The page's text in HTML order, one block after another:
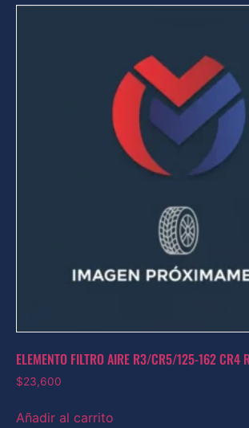
ELEMENTO FILTRO AIRE R3/CR5/125-162 CR4
$23,600
Añadir al carrito